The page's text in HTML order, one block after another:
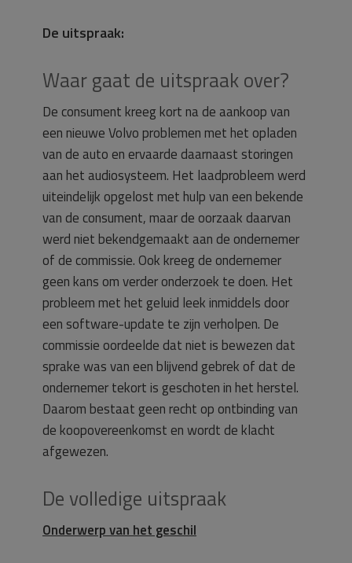
De uitspraak:
Waar gaat de uitspraak over?
De consument kreeg kort na de aankoop van
een nieuwe Volvo problemen met het opladen
van de auto en ervaarde daarnaast storingen
aan het audiosysteem. Het laadprobleem werd
uiteindelijk opgelost met hulp van een bekende
van de consument, maar de oorzaak daarvan
werd niet bekendgemaakt aan de ondernemer
of de commissie. Ook kreeg de ondernemer
geen kans om verder onderzoek te doen. Het
probleem met het geluid leek inmiddels door
een software-update te zijn verholpen. De
commissie oordeelde dat niet is bewezen dat
sprake was van een blijvend gebrek of dat de
ondernemer tekort is geschoten in het herstel.
Daarom bestaat geen recht op ontbinding van
de koopovereenkomst en wordt de klacht
afgewezen.
De volledige uitspraak
Onderwerp van het geschil